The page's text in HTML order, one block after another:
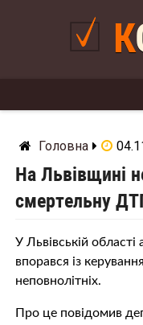
Головна
На Львівщині
cмeртeльну
У Львівській
впорався із
неповнолітніх.
Про це повідомив